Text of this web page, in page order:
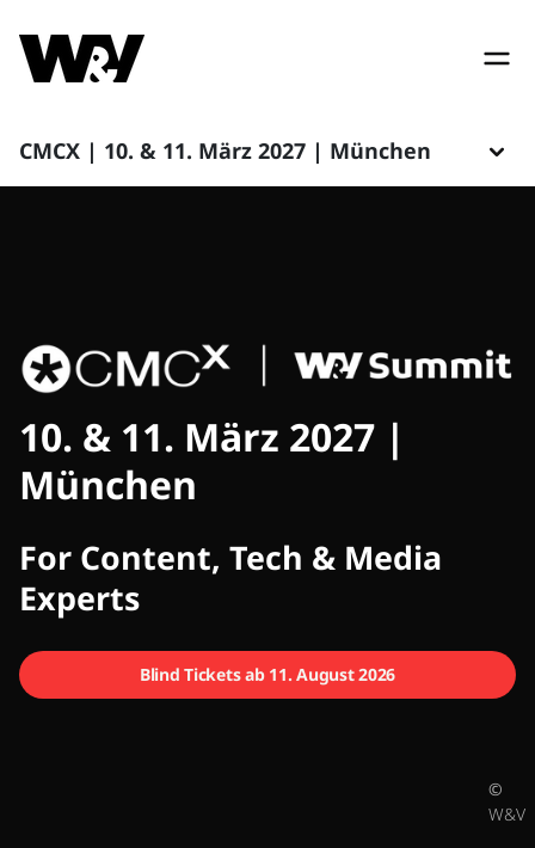
CMCX | 10. & 11. März 2027 | München
CMCX
10. & 11. März 2027 |
München
For Content, Tech & Media
Experts
Blind Tickets ab 11. August 2026
©
W&V